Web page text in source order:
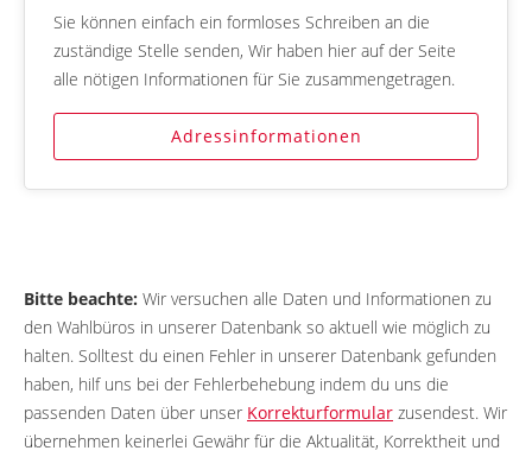
Sie können einfach ein formloses Schreiben an die
zuständige Stelle senden, Wir haben hier auf der Seite
alle nötigen Informationen für Sie zusammengetragen.
Adressinformationen
Bitte beachte: Wir versuchen alle Daten und Informationen zu
den Wahlbüros in unserer Datenbank so aktuell wie möglich zu
halten. Solltest du einen Fehler in unserer Datenbank gefunden
haben, hilf uns bei der Fehlerbehebung indem du uns die
passenden Daten über unser Korrekturformular zusendest. Wir
übernehmen keinerlei Gewähr für die Aktualität, Korrektheit und